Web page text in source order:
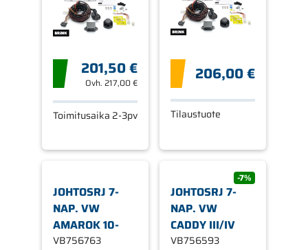
201,50 €
Ovh. 217,00 €
Toimitusaika 2-3pv
206,00 €
Tilaustuote
JOHTOSRJ 7-
NAP. VW
AMAROK 10-
VB756763
-7%
JOHTOSRJ 7-
NAP. VW
CADDY III/IV
VB756593